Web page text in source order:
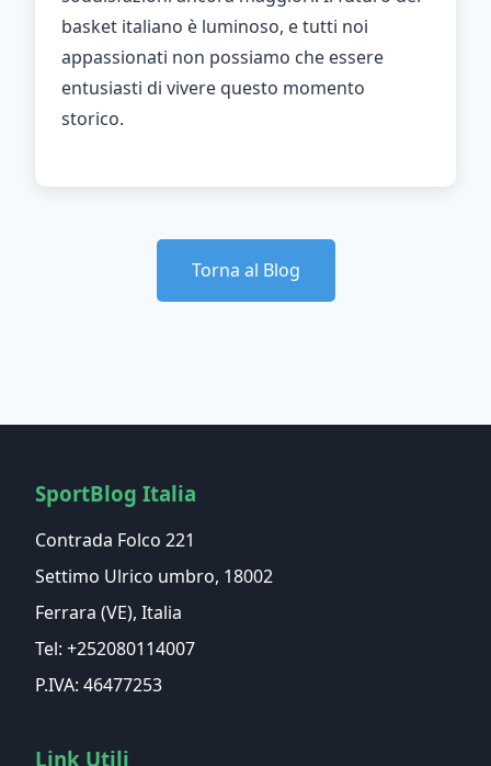
basket italiano è luminoso, e tutti noi
appassionati non possiamo che essere
entusiasti di vivere questo momento
storico.
Torna al Blog
SportBlog Italia
Contrada Folco 221
Settimo Ulrico umbro, 18002
Ferrara (VE), Italia
Tel: +252080114007
P.IVA: 46477253
Link Utili